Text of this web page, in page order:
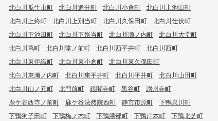
北白川瓜生山町 北白川追分町 北白川小倉町
北白川上池田町
北白川上終町
北白川上別当町 北白川久保田町
北白川仕伏町
北白川下池田町
北白川下別当町 北白川瀬ノ内町
北白川大堂町
北白川蔦町
北白川堂ノ前町 北白川西平井町
北白川西町
北白川東伊織町
北白川東小倉町
北白川東久保田町
北白川東瀬ノ内町
北白川東平井町 北白川平井町
北白川山田町
北白川山ノ元町
北門前町 銀閣寺町 黒谷町
讃州寺町
鹿ケ谷西寺ノ前町
鹿ケ谷法然院西町 静市市原町
下鴨泉川町
下鴨狗子田町
下鴨梅ノ木町 下鴨膳部町 下鴨岸本町
下鴨北芝町